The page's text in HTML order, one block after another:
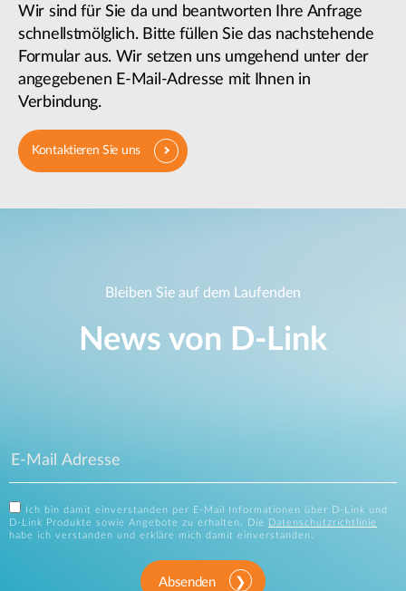
Wir sind für Sie da und beantworten Ihre Anfrage
schnellstmölglich. Bitte füllen Sie das nachstehende
Formular aus. Wir setzen uns umgehend unter der
angegebenen E-Mail-Adresse mit Ihnen in
Verbindung.
Kontaktieren Sie uns
Bleiben Sie auf dem Laufenden
News von D‑Link
Ich bin damit einverstanden per E-Mail Informationen über D-Link und
D-Link Produkte sowie Angebote zu erhalten. Die
Datenschutzrichtlinie
habe ich verstanden und erkläre mich damit einverstanden.
Absenden